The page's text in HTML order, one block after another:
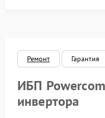
Ремонт Гарантия
ИБП
инвертора